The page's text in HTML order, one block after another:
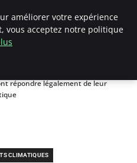
répondre légalement de leur
CLIMATIQUES
améliorer votre expérience
vous acceptez notre politique